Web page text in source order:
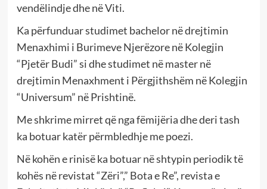
vendëlindje dhe në Viti.
Ka përfunduar studimet bachelor në drejtimin
Menaxhimi i Burimeve Njerëzore në Kolegjin
“Pjetër Budi” si dhe studimet në master në
drejtimin Menaxhment i Përgjithshëm në Kolegjin
“Universum” në Prishtinë.
Me shkrime mirret që nga fëmijëria dhe deri tash
ka botuar katër përmbledhje me poezi.
Në kohën e rinisë ka botuar në shtypin periodik të
kohës në revistat “Zëri”,” Bota e Re”, revista e